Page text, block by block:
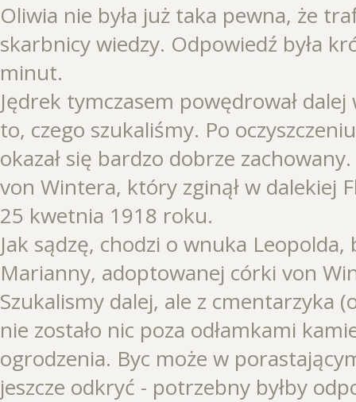
Oliwia nie była już taka pewna, że
skarbnicy wiedzy. Odpowiedź była
minut.
Jędrek tymczasem powędrował
to, czego szukaliśmy. Po
okazał się bardzo dobrze
von Wintera, który zginął w dalekiej
25 kwetnia 1918 roku.
Jak sądzę, chodzi o wnuka
Marianny, adoptowanej córki von
Szukalismy dalej, ale z cmentarzyka
nie zostało nic poza odłamkami
ogrodzenia. Byc może w
jeszcze odkryć - potrzebny byłby